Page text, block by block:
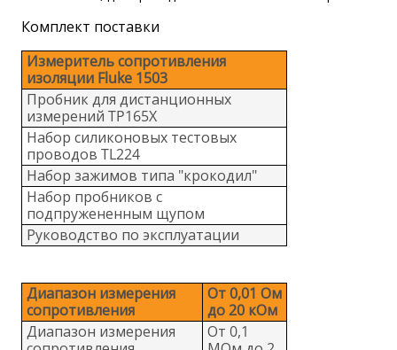
Комплект поставки
Измеритель сопротивления
изоляции Fluke 1503
Пробник для дистанционных
измерений TP165X
Набор силиконовых тестовых
проводов TL224
Набор зажимов типа "крокодил"
Набор пробников с
подпружененным щупом
Руководство по эксплуатации
Диапазон измерения
сопротивления
От 0,01 Ом
до 20 кОм
Диапазон измерения
От 0,1